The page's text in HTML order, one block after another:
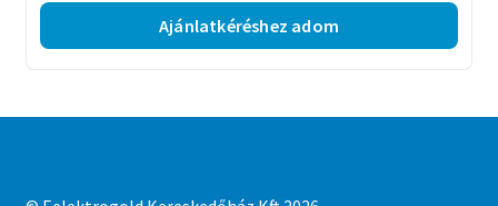
Ajánlatkéréshez adom